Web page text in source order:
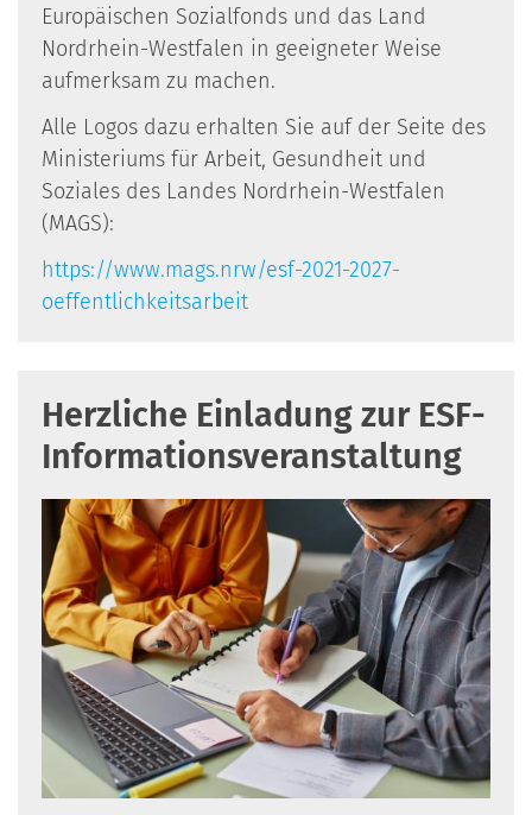
Europäischen Sozialfonds und das Land
Nordrhein-Westfalen in geeigneter Weise
aufmerksam zu machen.
Alle Logos dazu erhalten Sie auf der Seite des
Ministeriums für Arbeit, Gesundheit und
Soziales des Landes Nordrhein-Westfalen
(MAGS):
https://www.mags.nrw/esf-2021-2027-
oeffentlichkeitsarbeit
Herzliche Einladung zur ESF-
Informationsveranstaltung